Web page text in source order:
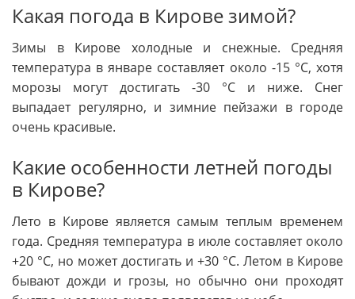
Какая погода в Кирове зимой?
Зимы в Кирове холодные и снежные. Средняя
температура в январе составляет около -15 °C, хотя
морозы могут достигать -30 °C и ниже. Снег
выпадает регулярно, и зимние пейзажи в городе
очень красивые.
Какие особенности летней погоды
в Кирове?
Лето в Кирове является самым теплым временем
года. Средняя температура в июле составляет около
+20 °C, но может достигать и +30 °C. Летом в Кирове
бывают дожди и грозы, но обычно они проходят